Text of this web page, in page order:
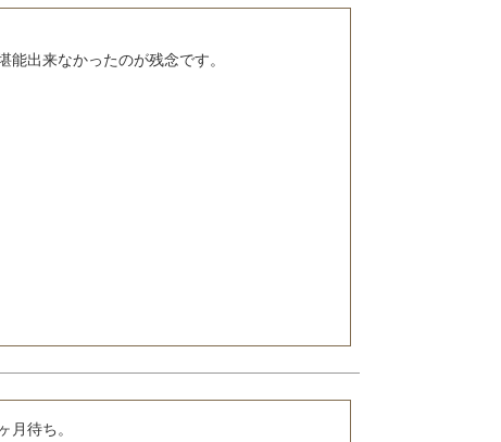
月待ち。